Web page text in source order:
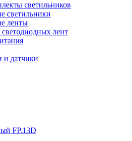
светильников
светильники
ленты
лент
и датчики